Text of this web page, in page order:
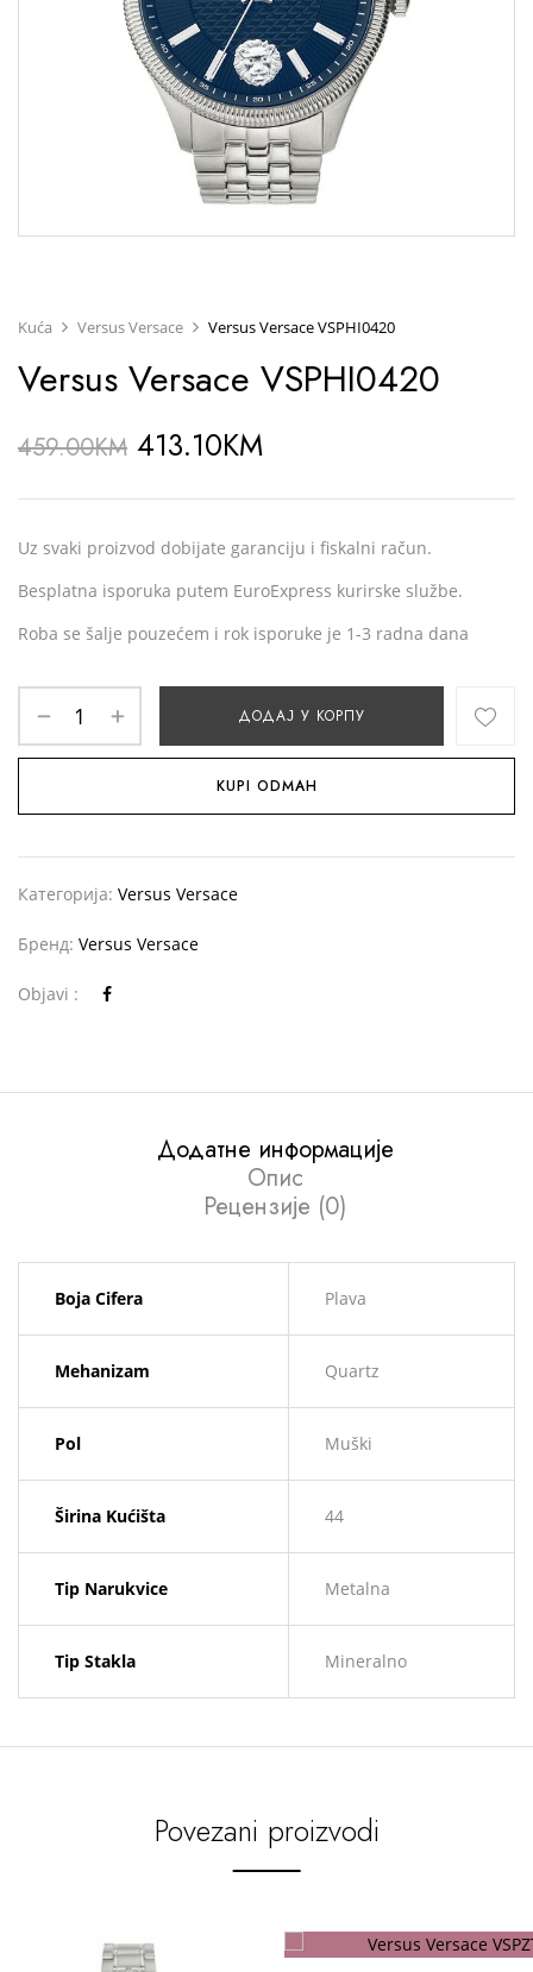
Kuća Versus Versace Versus Versace VSPHI0420
Versus Versace VSPHI0420
459.00KM 413.10KM
Uz svaki proizvod dobijate garanciju i fiskalni račun.
Besplatna isporuka putem EuroExpress kurirske službe.
Roba se šalje pouzećem i rok isporuke je 1-3 radna dana
ДОДАЈ У КОРПУ
KUPI ODMAH
Категорија: Versus Versace
Бренд: Versus Versace
Objavi :
Додатне информације
Опис
Рецензије (0)
Boja Cifera Plava
Mehanizam Quartz
Pol Muški
Širina Kućišta 44
Tip Narukvice Metalna
Tip Stakla Mineralno
Povezani proizvodi